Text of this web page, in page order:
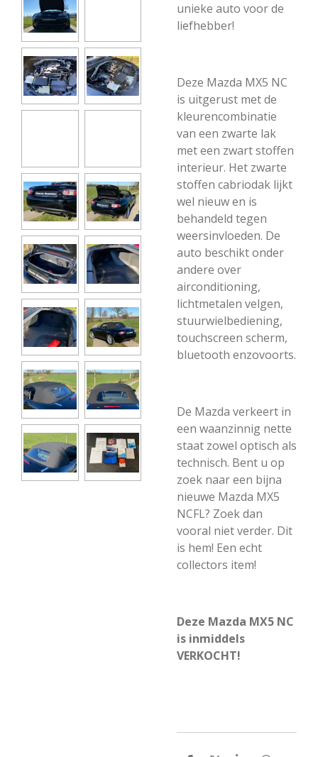
unieke auto voor de
liefhebber!
Deze Mazda MX5 NC
is uitgerust met de
kleurencombinatie
van een zwarte lak
met een zwart stoffen
interieur. Het zwarte
stoffen cabriodak lijkt
wel nieuw en is
behandeld tegen
weersinvloeden. De
auto beschikt onder
andere over
airconditioning,
lichtmetalen velgen,
stuurwielbediening,
touchscreen scherm,
bluetooth enzovoorts.
De Mazda verkeert in
een waanzinnig nette
staat zowel optisch als
technisch. Bent u op
zoek naar een bijna
nieuwe Mazda MX5
NCFL? Zoek dan
vooral niet verder. Dit
is hem! Een echt
collectors item!
Deze Mazda MX5 NC
is inmiddels
VERKOCHT!